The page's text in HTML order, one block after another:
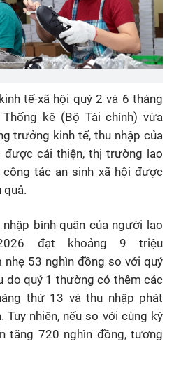
tế-xã hội quý 2 và 6 tháng
kê (Bộ Tài chính) vừa
trưởng kinh tế, thu nhập của
cải thiện, thị trường lao
tác an sinh xã hội được
quả.
bình quân của người lao
đạt khoảng 9 triệu
53 nghìn đồng so với quý
do quý 1 thường có thêm các
thứ 13 và thu nhập phát
Tuy nhiên, nếu so với cùng kỳ
tăng 720 nghìn đồng, tương